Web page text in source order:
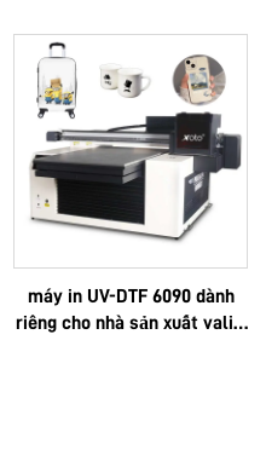
máy in UV-DTF 6090 dành
riêng cho nhà sản xuất vali –